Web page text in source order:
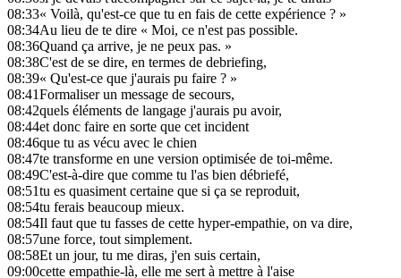
08:33« Voilà, qu'est-ce que tu en fais de cette expérience ? »
08:34Au lieu de te dire « Moi, ce n'est pas possible.
08:36Quand ça arrive, je ne peux pas. »
08:38C'est de se dire, en termes de debriefing,
08:39« Qu'est-ce que j'aurais pu faire ? »
08:41Formaliser un message de secours,
08:42quels éléments de langage j'aurais pu avoir,
08:44et donc faire en sorte que cet incident
08:46que tu as vécu avec le chien
08:47te transforme en une version optimisée de toi-même.
08:49C'est-à-dire que comme tu l'as bien débriefé,
08:51tu es quasiment certaine que si ça se reproduit,
08:54tu ferais beaucoup mieux.
08:54Il faut que tu fasses de cette hyper-empathie, on va dire,
08:57une force, tout simplement.
08:58Et un jour, tu me diras, j'en suis certain,
09:00cette empathie-là, elle me sert à mettre à l'aise